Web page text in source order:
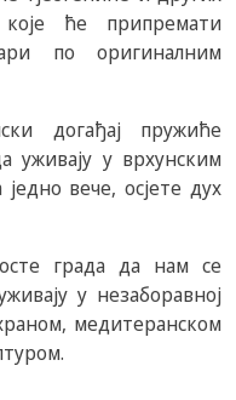
које ће припремати
по оригиналним
догађај пружиће
уживају у врхунским
вече, осјете дух
града да нам се
у незаборавној
медитеранском